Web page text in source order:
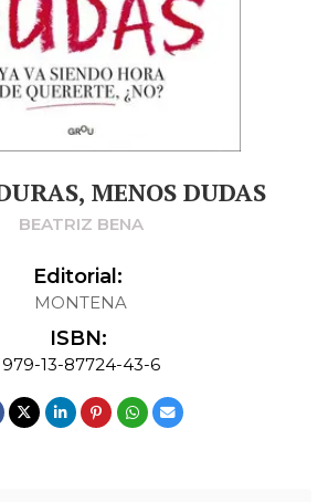
MENOS DUDAS
BEATRIZ BENA
Editorial:
MONTENA
ISBN:
979-13-87724-43-6